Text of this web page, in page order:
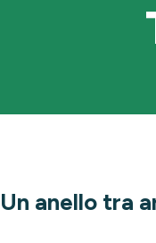
Un anello tra